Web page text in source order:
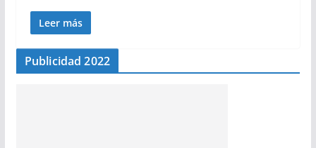
Leer más
Publicidad 2022